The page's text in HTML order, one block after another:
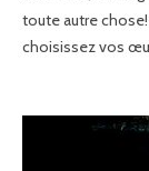
toute autre chose!
choisissez vos